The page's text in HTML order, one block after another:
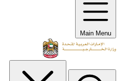
Main Menu